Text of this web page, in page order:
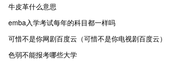
牛皮革什么意思
emba入学考试每年的科目都一样吗
可惜不是你网剧百度云（可惜不是你电视剧百度云）
色弱不能报考哪些大学